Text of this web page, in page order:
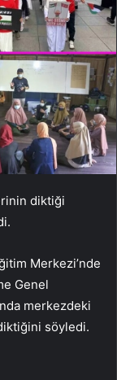
diktiği
Merkezi’nde
Genel
merkezdeki
söyledi.